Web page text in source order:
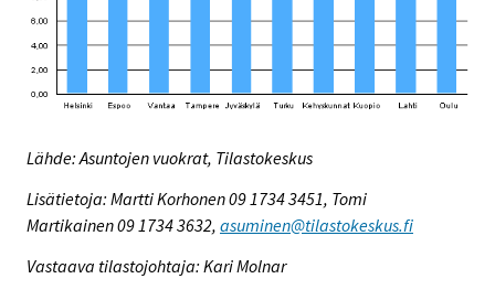
Lähde: Asuntojen vuokrat, Tilastokeskus
Lisätietoja: Martti Korhonen 09 1734 3451, Tomi
Martikainen 09 1734 3632, asuminen@tilastokeskus.fi
Vastaava tilastojohtaja: Kari Molnar